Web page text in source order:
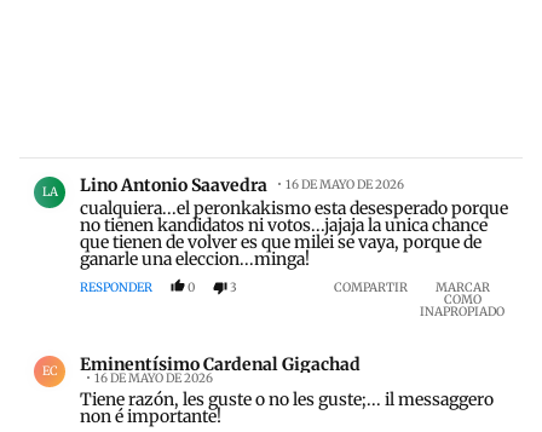
Comentario de Lino Antonio Saavedra.
LA Lino Antonio Saavedra 16 DE MAYO DE 2026
cualquiera...el peronkakismo esta desesperado porque
no tienen kandidatos ni votos...jajaja la unica chance
que tienen de volver es que milei se vaya, porque de
ganarle una eleccion...minga!
RESPONDER 0 3 COMPARTIR MARCAR
COMO
INAPROPIADO
EC Eminentísimo Cardenal Gigachad
16 DE MAYO DE 2026
Tiene razón, les guste o no les guste;... il messaggero
non é importante!